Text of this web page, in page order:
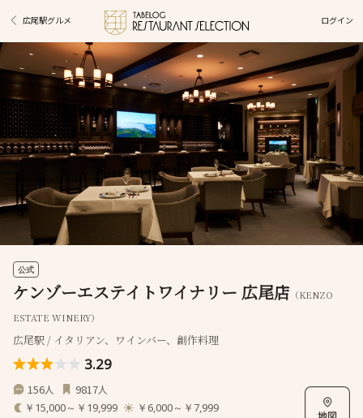
広尾駅グルメ ログイン
公式
ケンゾーエステイトワイナリー 広尾店 （KENZO
ESTATE WINERY）
広尾駅 / イタリアン、ワインバー、創作料理
3.29
156人 9817人
￥15,000～￥19,999 ￥6,000～￥7,999